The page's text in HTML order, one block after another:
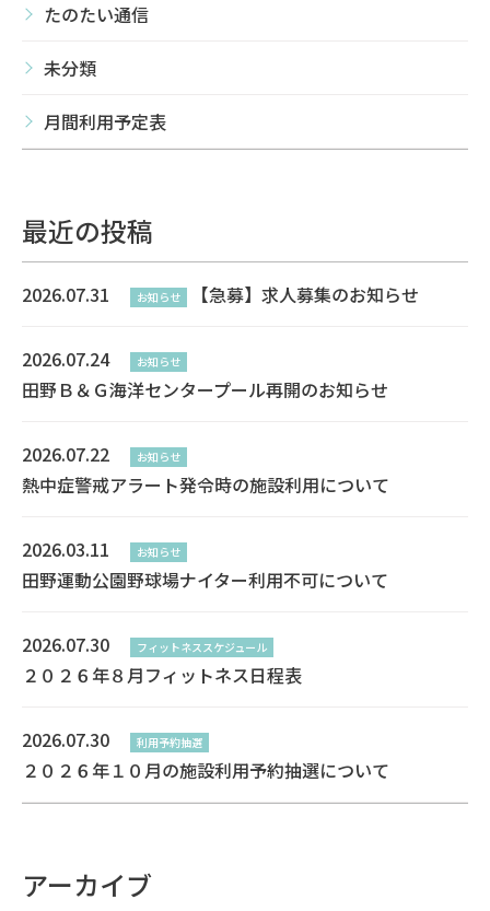
たのたい通信
未分類
月間利用予定表
最近の投稿
2026.07.31 お知らせ 【急募】求人募集のお知らせ
2026.07.24 お知らせ
田野Ｂ＆Ｇ海洋センタープール再開のお知らせ
2026.07.22 お知らせ
熱中症警戒アラート発令時の施設利用について
2026.03.11 お知らせ
田野運動公園野球場ナイター利用不可について
2026.07.30 フィットネススケジュール
２０２６年８月フィットネス日程表
2026.07.30 利用予約抽選
２０２６年１０月の施設利用予約抽選について
アーカイブ